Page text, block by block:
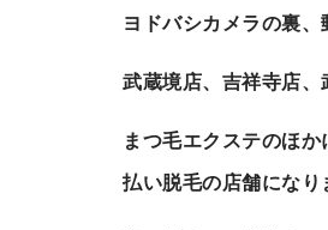
ヨドバシカメラの裏、
武蔵境店、吉祥寺店、
まつ毛エクステのほ
払い脱毛の店舗になり